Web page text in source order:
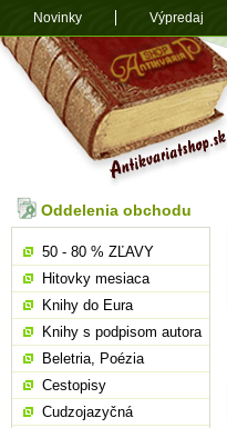
Oddelenia obchodu
50 - 80 % ZĽAVY
Hitovky mesiaca
Knihy do Eura
Knihy s podpisom autora
Beletria, Poézia
Cestopisy
Cudzojazyčná
Novinky Výpredaj